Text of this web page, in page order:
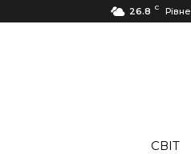
26.8 C Рівне
CВІТ